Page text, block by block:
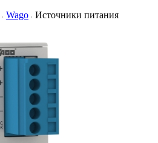
Wago Источники питания